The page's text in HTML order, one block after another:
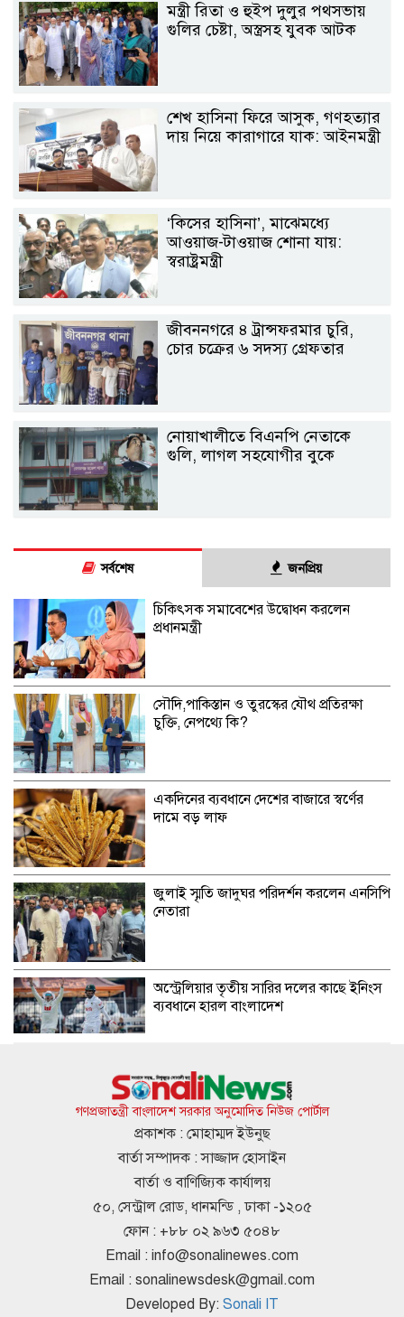
মন্ত্রী রিতা ও হুইপ দুলুর পথসভায়
গুলির চেষ্টা, অস্ত্রসহ যুবক আটক
শেখ হাসিনা ফিরে আসুক, গণহত্যার
দায় নিয়ে কারাগারে যাক: আইনমন্ত্রী
‘কিসের হাসিনা’, মাঝেমধ্যে
আওয়াজ-টাওয়াজ শোনা যায়:
স্বরাষ্ট্রমন্ত্রী
জীবননগরে ৪ ট্রান্সফরমার চুরি,
চোর চক্রের ৬ সদস্য গ্রেফতার
নোয়াখালীতে বিএনপি নেতাকে
গুলি, লাগল সহযোগীর বুকে
সর্বশেষ জনপ্রিয়
চিকিৎসক সমাবেশের উদ্বোধন করলেন
প্রধানমন্ত্রী
সৌদি,পাকিস্তান ও তুরস্কের যৌথ প্রতিরক্ষা
চুক্তি, নেপথ্যে কি?
একদিনের ব্যবধানে দেশের বাজারে স্বর্ণের
দামে বড় লাফ
জুলাই স্মৃতি জাদুঘর পরিদর্শন করলেন এনসিপি
নেতারা
অস্ট্রেলিয়ার তৃতীয় সারির দলের কাছে ইনিংস
ব্যবধানে হারল বাংলাদেশ
দীর্ঘ সংগীতজীবনে এমন অভিজ্ঞতার মুখোমুখি
কখনো হইনি : হাসান
দাম কমার পর দেশের বাজারে আজ স্বর্ণের
ডিজিএফআইয়ের গোপন বন্দিশালা পরিদর্শনে
যাচ্ছেন ট্রাইব্যুনাল
গণপ্রজাতন্ত্রী বাংলাদেশ সরকার অনুমোদিত নিউজ পোর্টাল
প্রকাশক : মোহাম্মদ ইউনুছ
বার্তা সম্পাদক : সাজ্জাদ হোসাইন
বার্তা ও বাণিজ্যিক কার্যালয়
৫০, সেন্ট্রাল রোড, ধানমন্ডি , ঢাকা -১২০৫
ফোন : +৮৮ ০২ ৯৬৩ ৫০৪৮
Email : info@sonalinewes.com
Email : sonalinewsdesk@gmail.com
Developed By: Sonali IT